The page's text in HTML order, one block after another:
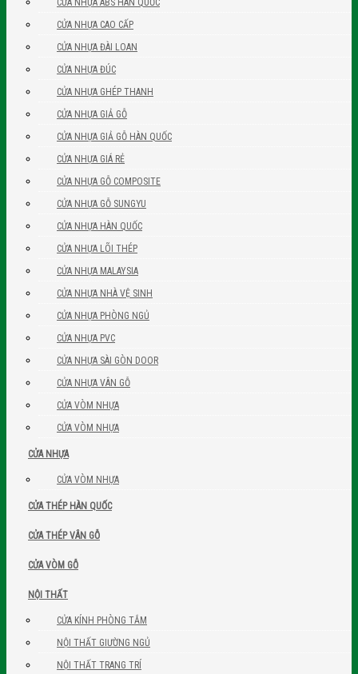
CỬA NHỰA CAO CẤP
CỬA NHỰA ĐÀI LOAN
CỬA NHỰA ĐÚC
CỬA NHỰA GHÉP THANH
CỬA NHỰA GIẢ GỖ
CỬA NHỰA GIẢ GỖ HÀN QUỐC
CỬA NHỰA GIÁ RẺ
CỬA NHỰA GỖ COMPOSITE
CỬA NHỰA GỖ SUNGYU
CỬA NHỰA HÀN QUỐC
CỬA NHỰA LÕI THÉP
CỬA NHỰA MALAYSIA
CỬA NHỰA NHÀ VỆ SINH
CỬA NHỰA PHÒNG NGỦ
CỬA NHỰA PVC
CỬA NHỰA SÀI GÒN DOOR
CỬA NHỰA VÂN GỖ
CỬA VÒM NHỰA
CỬA VÒM NHỰA
CỬA NHỰA
CỬA VÒM NHỰA
CỬA THÉP HÀN QUỐC
CỬA THÉP VÂN GỖ
CỬA VÒM GỖ
NỘI THẤT
CỬA KÍNH PHÒNG TẮM
NỘI THẤT GIƯỜNG NGỦ
NỘI THẤT TRANG TRÍ